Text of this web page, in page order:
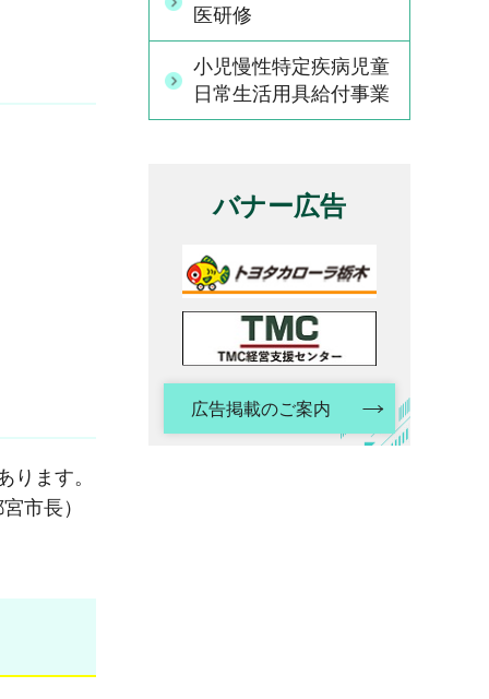
ります。
市長）
医研修
小児慢性特定疾病児童
日常生活用具給付事業
バナー広告
広告掲載のご案内